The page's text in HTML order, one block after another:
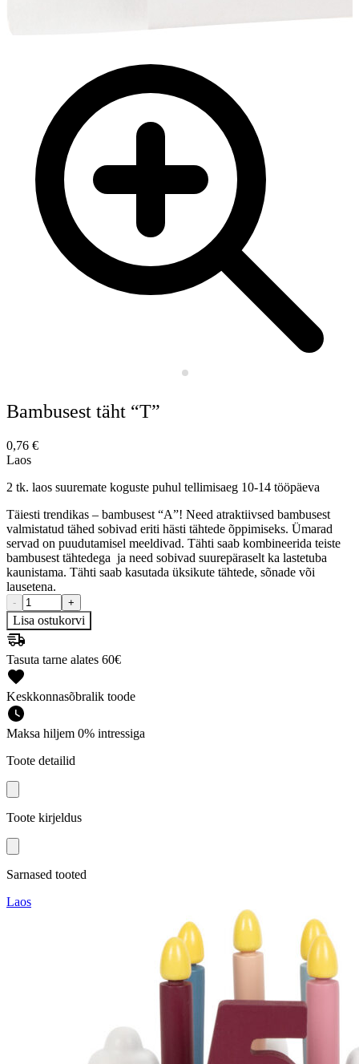
Bambusest täht “T”
0,76 €
Laos
2 tk. laos suuremate koguste puhul tellimisaeg 10-14 tööpäeva
Täiesti trendikas – bambusest “A”! Need atraktiivsed bambusest
valmistatud tähed sobivad eriti hästi tähtede õppimiseks. Ümarad
servad on puudutamisel meeldivad. Tähti saab kombineerida teiste
bambusest tähtedega ja need sobivad suurepäraselt ka lastetuba
kaunistama. Tähti saab kasutada üksikute tähtede, sõnade või
lausetena.
- +
Lisa ostukorvi
Tasuta tarne alates 60€
Keskkonnasõbralik toode
Maksa hiljem 0% intressiga
Toote detailid
Toote kirjeldus
Sarnased tooted
Laos